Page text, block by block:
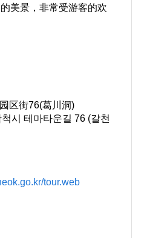
美景，非常受游客的欢
区街76(葛川洞)
시 테마타운길 76 (갈천
tour.web